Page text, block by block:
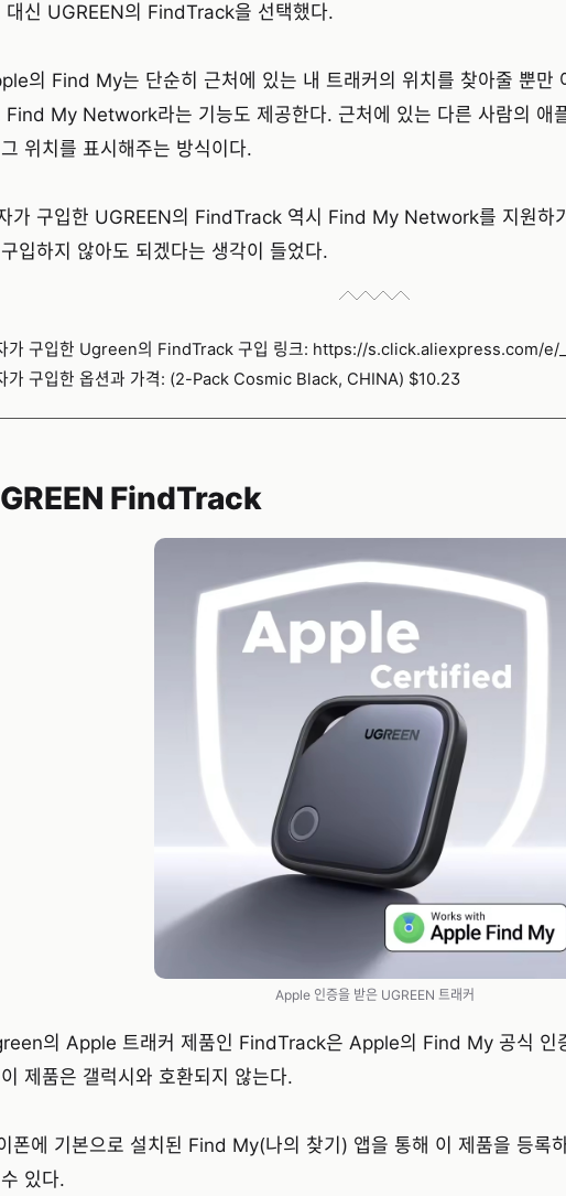
대신 UGREEN의 FindTrack을 선택했다.
의 Find My는 단순히 근처에 있는 내 트래커의 위치를 찾아줄 뿐만
Find My Network라는 기능도 제공한다. 근처에 있는 다른 사람의 애
위치를 표시해주는 방식이다.
가 구입한 UGREEN의 FindTrack 역시 Find My Network를 지원하
입하지 않아도 되겠다는 생각이 들었다.
가 구입한 Ugreen의 FindTrack 구입 링크: https://s.click.aliexpress.com/e/
가 구입한 옵션과 가격: (2-Pack Cosmic Black, CHINA) $10.23
FindTrack
Apple 인증을 받은 UGREEN 트래커
의 Apple 트래커 제품인 FindTrack은 Apple의 Find My 공식 인
제품은 갤럭시와 호환되지 않는다.
폰에 기본으로 설치된 Find My(나의 찾기) 앱을 통해 이 제품을 등록
있다.